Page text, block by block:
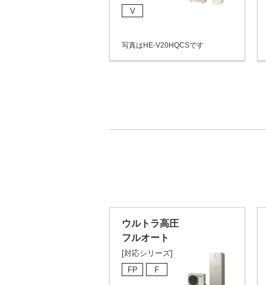
V
写真はHE-V20HQCSです
ウルトラ高圧
フルオート
[対応シリーズ]
FP
F